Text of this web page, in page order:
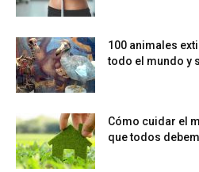
100 animales
todo el mundo y
Cómo cuidar el
que todos